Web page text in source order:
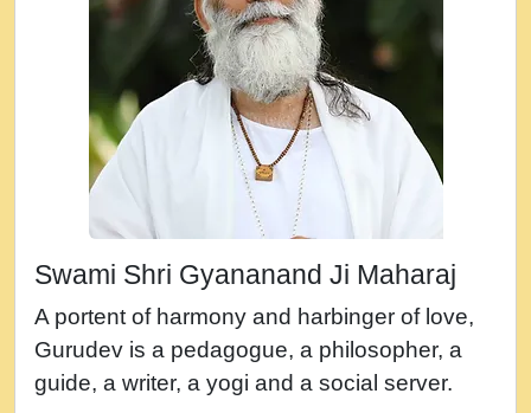
तन हल दल द सनव मड उतत सर रख क, नल रव त
गल लग जव त सर उतत हथ रख द!.mp3
तू कर प्रीतम से प्रीत, यूहीं दिन बीतते जाते हैं ।
2018 - Rishikesh - Swami Gyananand Ji
Maharaj.mp3
न म गवद गपल गद फर, पयर महन न रझद फर! shri
नह भरस रह लडडल... अपन खट करम क !!!! मह दद
सहर चरण क .....mp3
बगड नसब कसन सवर तर बगर Shri ravinandan
shastri ji maharaj.mp3
Swami Shri Gyananand Ji Maharaj
A portent of harmony and harbinger of love,
Gurudev is a pedagogue, a philosopher, a
guide, a writer, a yogi and a social server.